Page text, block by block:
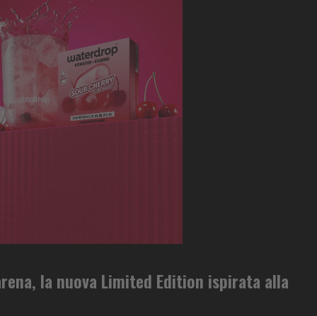
la nuova Limited Edition ispirata alla